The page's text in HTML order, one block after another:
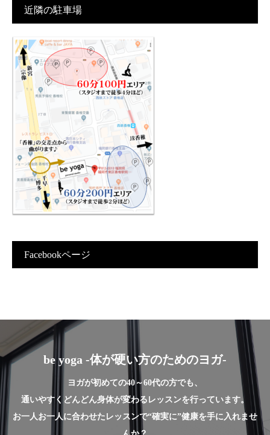
近隣の駐車場
Facebookページ
be yoga -体が硬い方のためのヨガ-
ヨガが初めての40～60代の方でも、
通いやすくどんどん身体が変わるレッスンを行っています。
お一人お一人に合わせたレッスンで“確実に”健康を手に入れませ